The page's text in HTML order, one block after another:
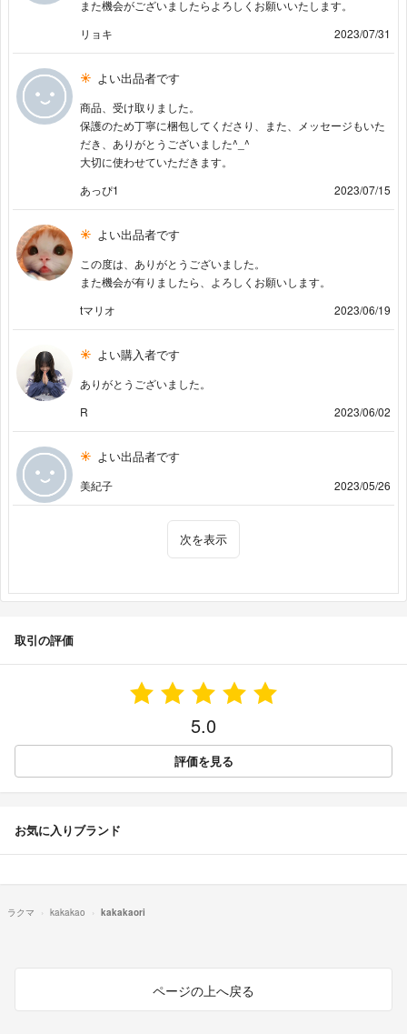
また機会がございましたらよろしくお願いいたします。
リョキ
2023/07/31
よい出品者です
商品、受け取りました。
保護のため丁寧に梱包してくださり、また、メッセージもいた
だき、ありがとうございました^_^
大切に使わせていただきます。
あっぴ1
2023/07/15
よい出品者です
この度は、ありがとうございました。
また機会が有りましたら、よろしくお願いします。
tマリオ
2023/06/19
よい購入者です
ありがとうございました。
R
2023/06/02
よい出品者です
美紀子 2023/05/26
次を表示
取引の評価
5.0
評価を見る
お気に入りブランド
ラクマ kakakao kakakaori
ページの上へ戻る